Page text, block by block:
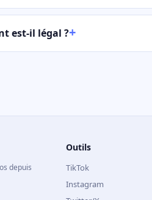
est-il légal ?
depuis
Outils
TikTok
Instagram